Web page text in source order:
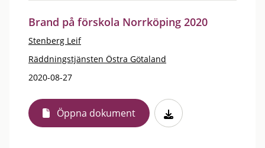
Brand på förskola Norrköping 2020
Stenberg Leif
Räddningstjänsten Östra Götaland
2020-08-27
Öppna dokument